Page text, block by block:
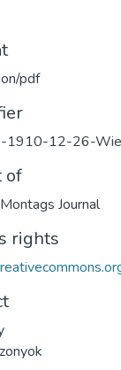
pdf
12-26-
of
Journal
rights